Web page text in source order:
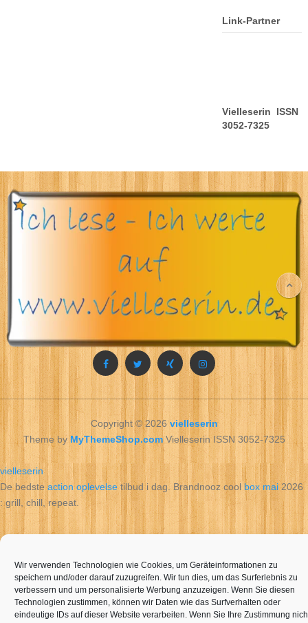
Link-Partner
Vielleserin ISSN
3052-7325
Copyright © 2026vielleserin
Theme by MyThemeShop.comVielleserin ISSN 3052-7325
vielleserin
Wir verwenden Technologien wie Cookies, um Geräteinformationen zu
speichern und/oder darauf zuzugreifen. Wir tun dies, um das Surferlebnis zu
verbessern und um personalisierte Werbung anzuzeigen. Wenn Sie diesen
Technologien zustimmen, können wir Daten wie das Surfverhalten oder
eindeutige IDs auf dieser Website verarbeiten. Wenn Sie Ihre Zustimmung
De bedsteaction oplevelsetilbud i dag. Brandnooz coolbox mai2026
: grill, chill, repeat.